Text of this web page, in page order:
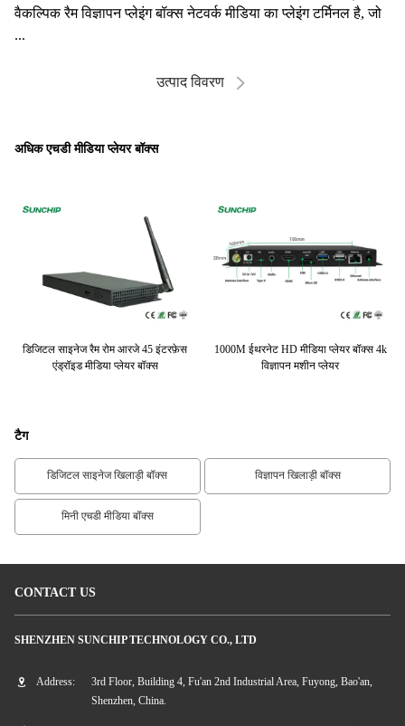
वैकल्पिक रैम विज्ञापन प्लेइंग बॉक्स नेटवर्क मीडिया का प्लेइंग टर्मिनल है, जो
...
उत्पाद विवरण
अधिक एचडी मीडिया प्लेयर बॉक्स
डिजिटल साइनेज रैम रोम आरजे 45 इंटरफ़ेस
एंड्रॉइड मीडिया प्लेयर बॉक्स
1000M ईथरनेट HD मीडिया प्लेयर बॉक्स 4k
विज्ञापन मशीन प्लेयर
टैग
डिजिटल साइनेज खिलाड़ी बॉक्स विज्ञापन खिलाड़ी बॉक्स
मिनी एचडी मीडिया बॉक्स
CONTACT US
SHENZHEN SUNCHIP TECHNOLOGY CO., LTD
Address:
3rd Floor, Building 4, Fu'an 2nd Industrial Area, Fuyong, Bao'an,
Shenzhen, China.